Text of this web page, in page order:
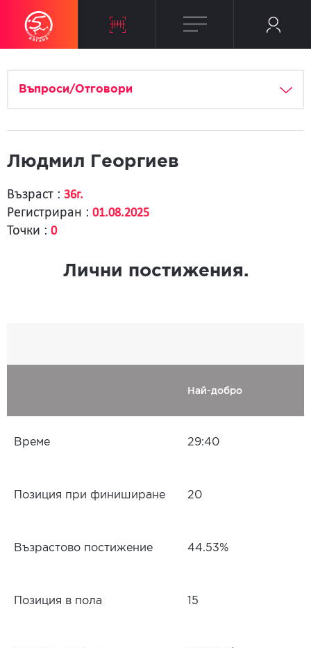
Въпроси/Отговори
Людмил Георгиев
Възраст : 36г.
Регистриран : 01.08.2025
Точки : 0
Лични постижения.
Най-добро
Време 29:40
Позиция при финиширане 20
Възрастово постижение 44.53%
Позиция в пола 15